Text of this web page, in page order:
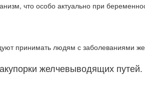
что особо актуально при
принимать людям с заболеваниями
желчевыводящих путей.